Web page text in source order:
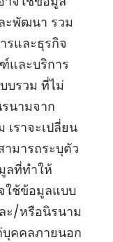
ะพัฒนา รวม
รและธุรกิจ
และบริการ
บรวม ที่ไม่
นามจาก
เราจะเปลี่ยน
มารถระบุตัว
ลที่ทำให้
ใช้ข้อมูลแบบ
ะ/หรือนิรนาม
คคลภายนอก